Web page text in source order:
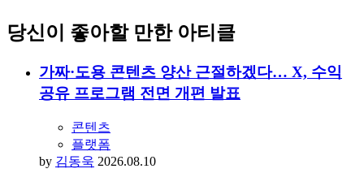
당신이 좋아할 만한 아티클
가짜·도용 콘텐츠 양산 근절하겠다… X, 수익
공유 프로그램 전면 개편 발표
콘텐츠
플랫폼
by 김동욱 2026.08.10